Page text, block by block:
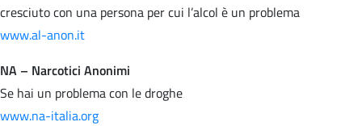
cresciuto con una persona per cui l’alcol è un problema
www.al-anon.it
NA – Narcotici Anonimi
Se hai un problema con le droghe
www.na-italia.org